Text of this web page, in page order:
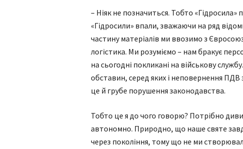
– Ніяк не позначиться. Тобто
«Гідросили» впали, зважаючи на ряд
частину матеріалів ми ввозимо з
логістика. Ми розуміємо – нам бракує
на сьогодні покликані на військову
обставин, серед яких і неповернення ПДВ
це й грубе порушення законодавства.
Тобто це я до чого говорю? Потрібно
автономно. Природно, що наше святе
через покоління, тому що не ми